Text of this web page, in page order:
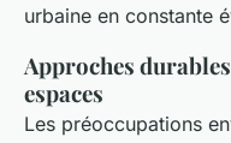
urbaine en constante
Approches
espaces
Les préoccupations